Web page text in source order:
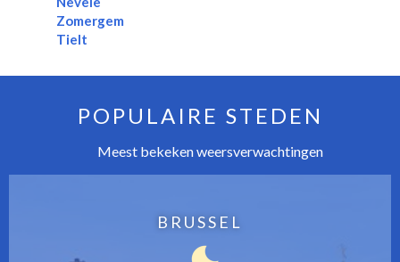
Zomergem
Tielt
POPULAIRE STEDEN
Meest bekeken weersverwachtingen
BRUSSEL